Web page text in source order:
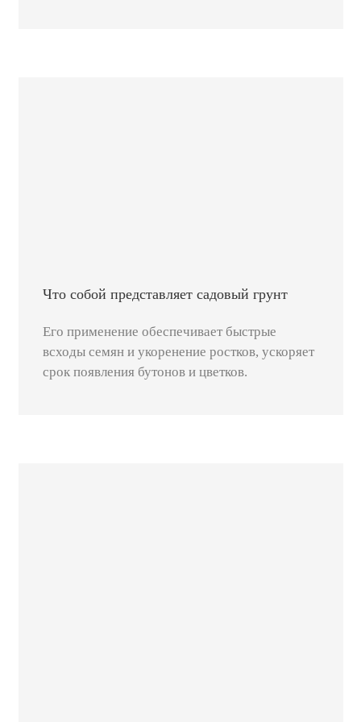
Что собой представляет садовый грунт
Его применение обеспечивает быстрые
всходы семян и укоренение ростков, ускоряет
срок появления бутонов и цветков.